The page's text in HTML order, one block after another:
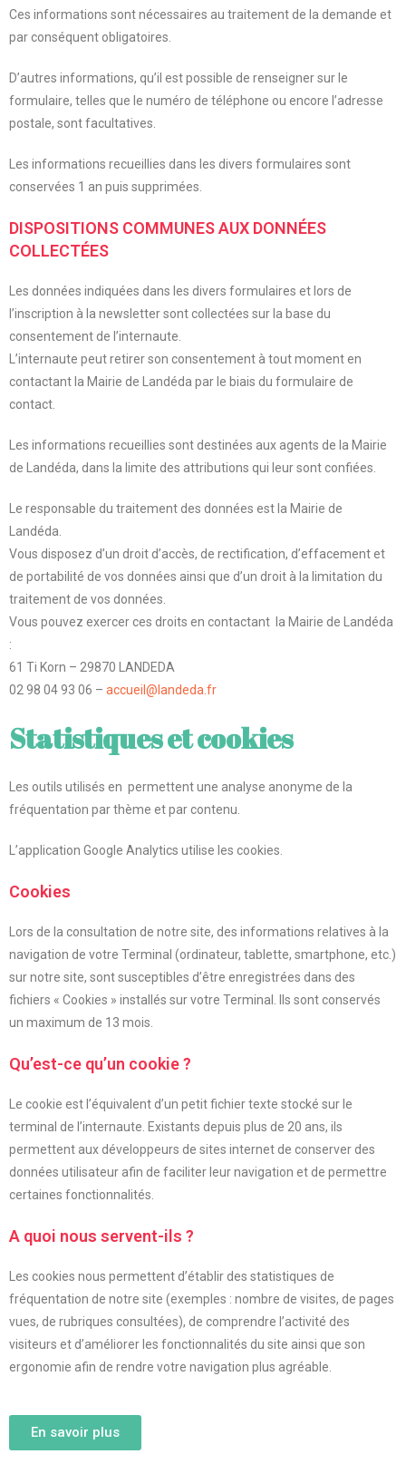
Ces informations sont nécessaires au traitement de la demande et
par conséquent obligatoires.
D’autres informations, qu’il est possible de renseigner sur le
formulaire, telles que le numéro de téléphone ou encore l’adresse
postale, sont facultatives.
Les informations recueillies dans les divers formulaires sont
conservées 1 an puis supprimées.
DISPOSITIONS COMMUNES AUX DONNÉES
COLLECTÉES
Les données indiquées dans les divers formulaires et lors de
l’inscription à la newsletter sont collectées sur la base du
consentement de l’internaute.
L’internaute peut retirer son consentement à tout moment en
contactant la Mairie de Landéda par le biais du formulaire de
contact.
Les informations recueillies sont destinées aux agents de la Mairie
de Landéda, dans la limite des attributions qui leur sont confiées.
Le responsable du traitement des données est la Mairie de
Landéda.
Vous disposez d’un droit d’accès, de rectification, d’effacement et
de portabilité de vos données ainsi que d’un droit à la limitation du
traitement de vos données.
Vous pouvez exercer ces droits en contactant la Mairie de Landéda
:
61 Ti Korn – 29870 LANDEDA
02 98 04 93 06 – accueil@landeda.fr
Statistiques et cookies
Les outils utilisés en permettent une analyse anonyme de la
fréquentation par thème et par contenu.
L’application Google Analytics utilise les cookies.
Cookies
Lors de la consultation de notre site, des informations relatives à la
navigation de votre Terminal (ordinateur, tablette, smartphone, etc.)
sur notre site, sont susceptibles d’être enregistrées dans des
fichiers « Cookies » installés sur votre Terminal. Ils sont conservés
un maximum de 13 mois.
Qu’est-ce qu’un cookie ?
Le cookie est l’équivalent d’un petit fichier texte stocké sur le
terminal de l’internaute. Existants depuis plus de 20 ans, ils
permettent aux développeurs de sites internet de conserver des
données utilisateur afin de faciliter leur navigation et de permettre
certaines fonctionnalités.
A quoi nous servent-ils ?
Les cookies nous permettent d’établir des statistiques de
fréquentation de notre site (exemples : nombre de visites, de pages
vues, de rubriques consultées), de comprendre l’activité des
visiteurs et d’améliorer les fonctionnalités du site ainsi que son
ergonomie afin de rendre votre navigation plus agréable.
En savoir plus